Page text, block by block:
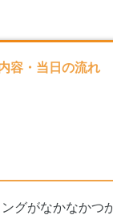
容・当日の流れ
グがなかなかつ